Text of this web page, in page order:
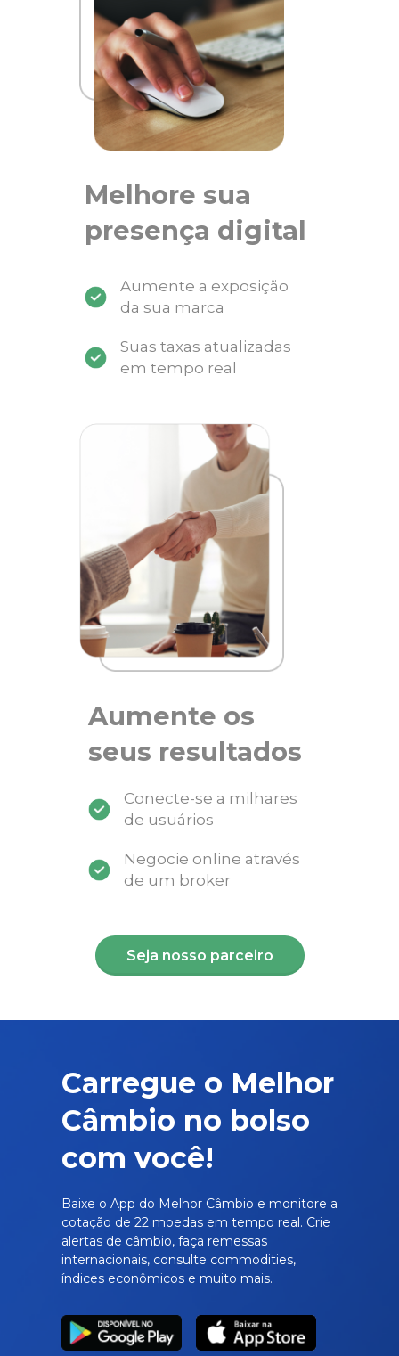
Melhore sua
presença digital
Aumente a exposição
da sua marca
Suas taxas atualizadas
em tempo real
Aumente os
seus resultados
Conecte-se a milhares
de usuários
Negocie online através
de um broker
Seja nosso parceiro
Carregue o Melhor
Câmbio no bolso
com você!
Baixe o App do Melhor Câmbio e monitore a
cotação de 22 moedas em tempo real. Crie
alertas de câmbio, faça remessas
internacionais, consulte commodities,
índices econômicos e muito mais.